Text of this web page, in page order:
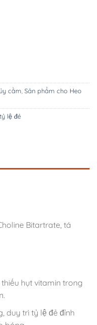
cầm Sản phẩm cho Heo
lệ đẻ
Bitartrate, tá
hụt vitamin trong
duy trì tỷ lệ đẻ đỉnh